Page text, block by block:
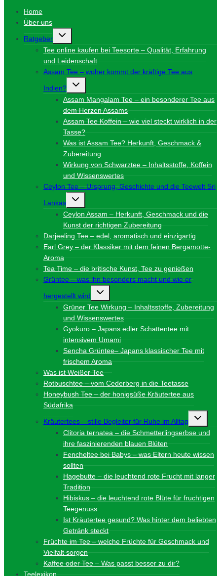
Home
Über uns
Ratgeber
Untermenü
umschalten
Tee online kaufen bei Teesorte – Qualität, Erfahrung
und Leidenschaft
Assam Tee – woher kommt der kräftige Tee aus
Indien?
Untermenü
umschalten
Assam Mangalam Tee – ein besonderer Tee aus
dem Herzen Assams
Assam Tee Koffein – wie viel steckt wirklich in der
Tasse?
Was ist Assam Tee? Herkunft, Geschmack &
Zubereitung
Wirkung von Schwarztee – Inhaltsstoffe, Koffein
und Wissenswertes
Ceylon Tee – Ursprung, Geschichte und die Teewelt Sri
Lankas
Untermenü
umschalten
Ceylon Assam – Herkunft, Geschmack und die
Kunst der richtigen Zubereitung
Darjeeling Tee – edel, aromatisch und einzigartig
Earl Grey – der Klassiker mit dem feinen Bergamotte-
Aroma
Tea Time – die britische Kunst, Tee zu genießen
Grüntee – was ihn besonders macht und wie er
hergestellt wird
Untermenü
umschalten
Grüner Tee Wirkung – Inhaltsstoffe, Zubereitung
und Wissenswertes
Gyokuro – Japans edler Schattentee mit
intensivem Umami
Sencha Grüntee– Japans klassischer Tee mit
frischem Aroma
Was ist Weißer Tee
Rotbuschtee – vom Cederberg in die Teetasse
Honeybush Tee – der honigsüße Kräutertee aus
Südafrika
Kräutertees – stille Begleiter für Ruhe im Alltag
Clitoria ternatea – die Schmetterlingserbse und
ihre faszinierenden blauen Blüten
Fencheltee bei Babys – was Eltern heute wissen
sollten
Hagebutte – die leuchtend rote Frucht mit langer
Tradition
Hibiskus – die leuchtend rote Blüte für fruchtigen
Teegenuss
Ist Kräutertee gesund? Was hinter dem beliebten
Getränk steckt
Früchte im Tee – welche Früchte für Geschmack und
Vielfalt sorgen
Kaffee oder Tee – Was passt besser zu dir?
Teelexikon